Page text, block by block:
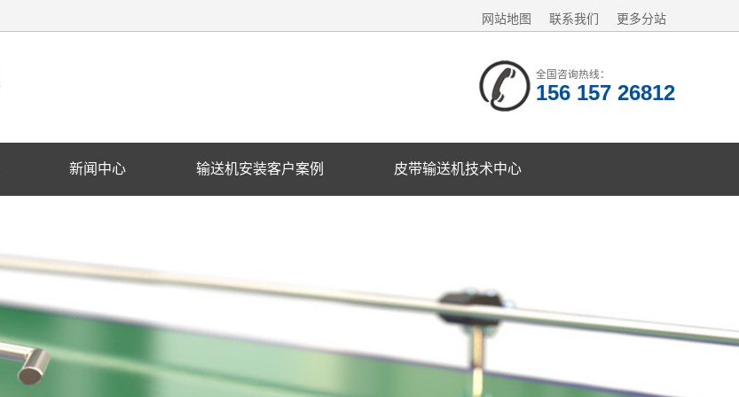
网站地图 联系我们 更多分站
全国咨询热线：
156 157 26812
新闻中心 输送机安装客户案例 皮带输送机技术中心